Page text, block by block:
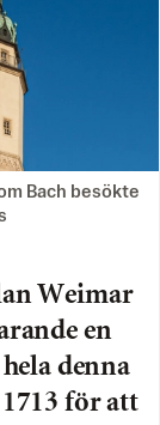
Bach besökte
Weimar
en
denna
för att